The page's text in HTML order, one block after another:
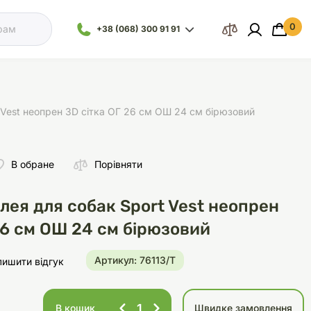
Іграшки
Засоби для догляду
Наповнювачі
Здоров'я
Посуд
Посуд
Аксесуари для кліток
Все для морської
Стерилізатори
Обладнання
+38 (068) 300 91 91
91 91
Відділ
+38 (068) 479
28 76
0
неопрен 3D сітка ОГ 26 см ОШ 24 см бірюзовий
В обране Порівняти
для собак Sport Vest неопрен
см ОШ 24 см бірюзовий
відгук Артикул: 76113/Т
В кошик Швидке замовлення